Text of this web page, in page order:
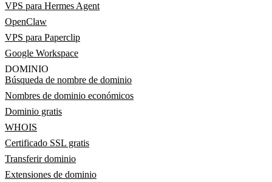
VPS para Hermes Agent
OpenClaw
VPS para Paperclip
Google Workspace
DOMINIO
Búsqueda de nombre de dominio
Nombres de dominio económicos
Dominio gratis
WHOIS
Certificado SSL gratis
Transferir dominio
Extensiones de dominio